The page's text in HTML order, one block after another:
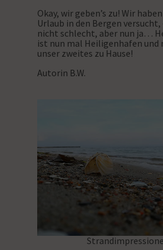
Okay, wir geben’s zu! Wir
Urlaub in den Bergen versucht,
nicht schlecht, aber nun ja…
ist nun mal Heiligenhafen
unser zweites zu Hause!
Autorin B.W.